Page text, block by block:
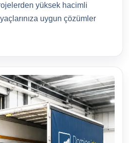
yüksek hacimli
uygun çözümler